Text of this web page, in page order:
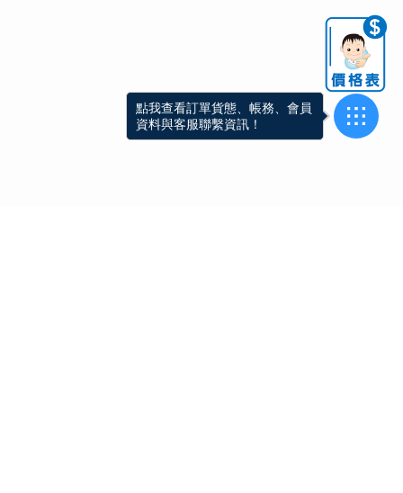
點我查看訂單貨態、帳務、會員
資料與客服聯繫資訊！